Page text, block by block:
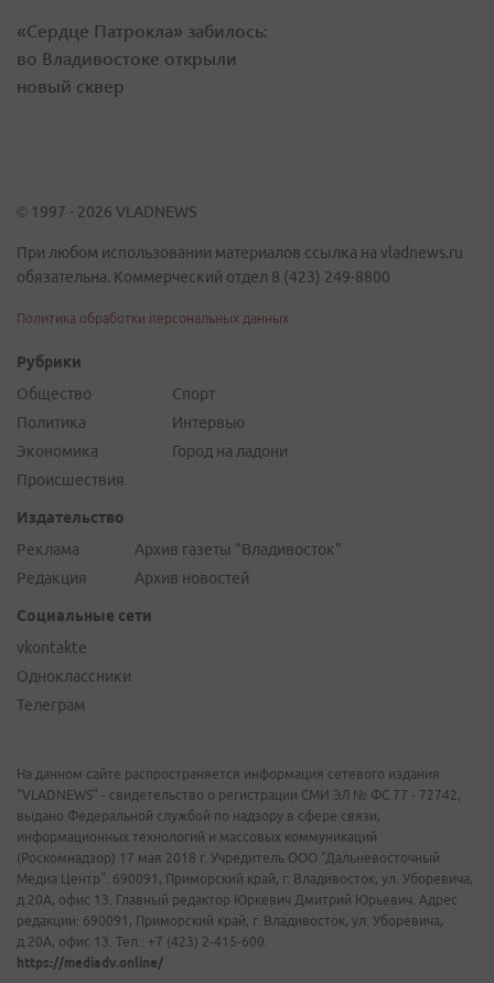
«Сердце Патрокла» забилось:
во Владивостоке открыли
новый сквер
© 1997 - 2026 VLADNEWS
При любом использовании материалов ссылка на vladnews.ru
обязательна. Коммерческий отдел 8 (423) 249-8800
Политика обработки персональных данных
Рубрики
Общество
Политика
Экономика
Происшествия
Спорт
Интервью
Город на ладони
Издательство
Реклама
Редакция
Архив газеты "Владивосток"
Архив новостей
Социальные сети
vkontakte
Одноклассники
Телеграм
На данном сайте распространяется информация сетевого издания
"VLADNEWS" - свидетельство о регистрации СМИ ЭЛ № ФС 77 - 72742,
выдано Федеральной службой по надзору в сфере связи,
информационных технологий и массовых коммуникаций
(Роскомнадзор) 17 мая 2018 г. Учредитель ООО "Дальневосточный
Медиа Центр". 690091, Приморский край, г. Владивосток, ул. Уборевича,
д.20А, офис 13. Главный редактор Юркевич Дмитрий Юрьевич. Адрес
редакции: 690091, Приморский край, г. Владивосток, ул. Уборевича,
д.20А, офис 13. Тел.: +7 (423) 2-415-600.
https://mediadv.online/